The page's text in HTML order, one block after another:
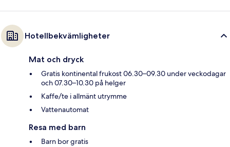
Hotellbekvämligheter
Mat och dryck
Gratis kontinental frukost 06.30–09.30 under veckodagar
och 07.30–10.30 på helger
Kaffe/te i allmänt utrymme
Vattenautomat
Resa med barn
Barn bor gratis